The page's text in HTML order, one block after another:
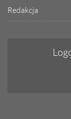
Redakcja